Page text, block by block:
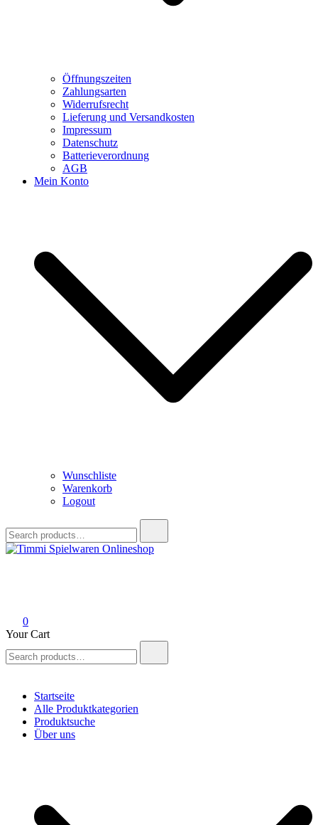
Öffnungszeiten
Zahlungsarten
Widerrufsrecht
Lieferung und Versandkosten
Impressum
Datenschutz
Batterieverordnung
AGB
Mein Konto
Wunschliste
Warenkorb
Logout
for:
0
Your Cart
for:
Startseite
Alle Produktkategorien
Produktsuche
Über uns